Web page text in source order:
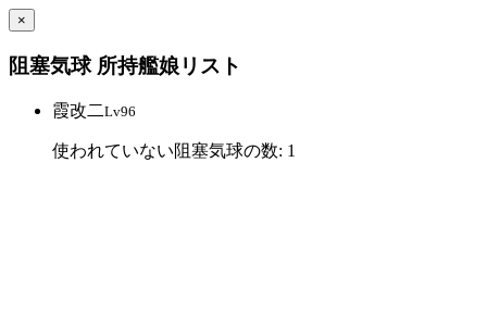
×
阻塞気球 所持艦娘リスト
霞改二Lv96
使われていない阻塞気球の数: 1